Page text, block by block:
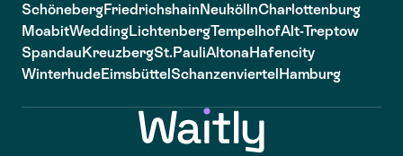
SchönebergFriedrichshainNeuköllnCharlottenburg
MoabitWeddingLichtenbergTempelhofAlt-Treptow
SpandauKreuzbergSt.PauliAltonaHafencity
WinterhudeEimsbüttelSchanzenviertelHamburg